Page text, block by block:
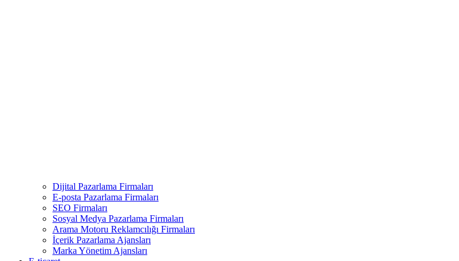
Dijital Pazarlama Firmaları
E-posta Pazarlama Firmaları
SEO Firmaları
Sosyal Medya Pazarlama Firmaları
Arama Motoru Reklamcılığı Firmaları
İçerik Pazarlama Ajansları
Marka Yönetim Ajansları